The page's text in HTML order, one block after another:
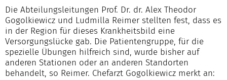
Die Abteilungsleitungen Prof. Dr. dr. Alex Theodor
Gogolkiewicz und Ludmilla Reimer stellten fest, dass es
in der Region für dieses Krankheitsbild eine
Versorgungslücke gab. Die Patientengruppe, für die
spezielle Übungen hilfreich sind, wurde bisher auf
anderen Stationen oder an anderen Standorten
behandelt, so Reimer. Chefarzt Gogolkiewicz merkt an: